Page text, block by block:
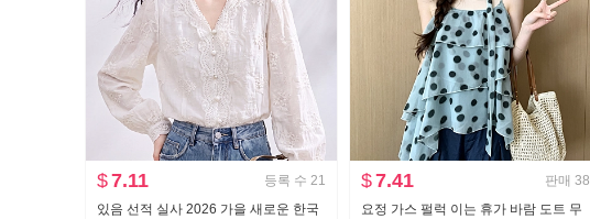
$7.11 등록 수 21
있음 선적 실사 2026 가을 새로운 한국
$7.41 판매 38
요정 가스 펄럭 이는 휴가 바람 도트 무